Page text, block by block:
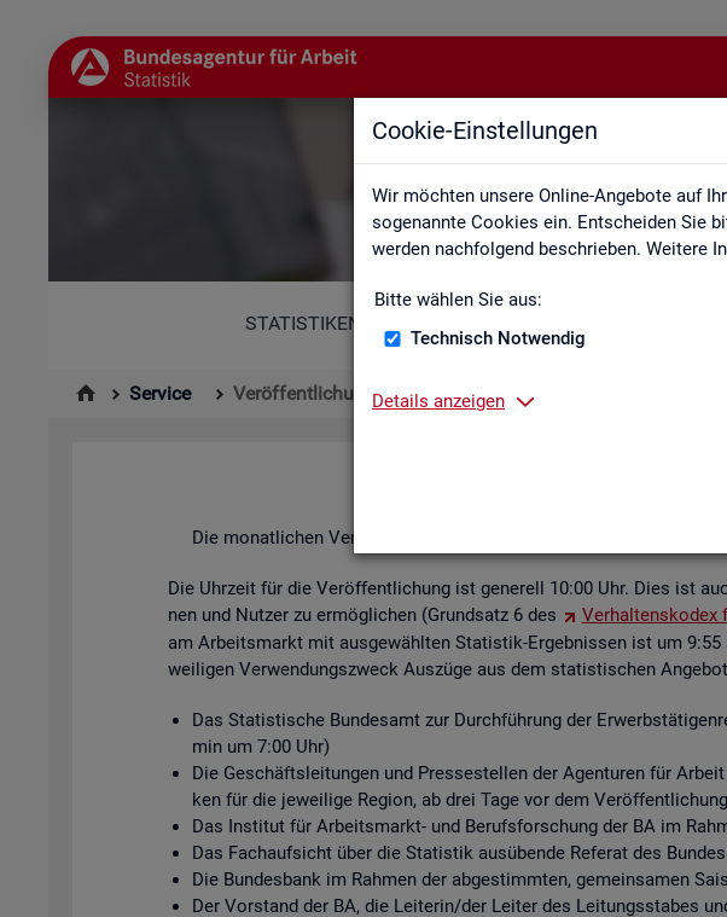
Cookie-Einstellungen
Wir möchten unsere Online-Angebote auf
sogenannte Cookies ein. Entscheiden Sie
werden nachfolgend beschrieben. Weitere
Bitte wählen Sie aus:
Technisch Notwendig
Details anzeigen
STATISTIKEN
Service Veröffentlichungskalender
Die mo­nat­li­chen Ver­öf­fent­li­chun­gen der Sta­tis­ti­ken über den
Die Uhr­zeit für die Ver­öf­fent­li­chung ist ge­ne­rell 10:00 Uhr. Dies ist
nen und Nut­zer zu er­mög­li­chen (Grund­satz 6 des
Ver­hal­tens­ko­dex
am Ar­beits­markt mit aus­ge­wähl­ten Sta­tis­tik-Er­geb­nis­sen ist um
wei­li­gen Ver­wen­dungs­zweck Aus­zü­ge aus dem sta­tis­ti­schen
Das Sta­tis­ti­sche Bun­des­amt zur Durch­füh­rung der
min um 7:00 Uhr)
Die Ge­schäfts­lei­tun­gen und Pres­se­stel­len der Agen­tu­ren für
ken für die je­wei­li­ge Re­gi­on, ab drei Tage vor dem
Das In­sti­tut für Ar­beits­markt- und Be­rufs­for­schung der BA im
Das Fach­auf­sicht über die Sta­tis­tik aus­üben­de Re­fe­rat des
Die Bun­des­bank im Rah­men der ab­ge­stimm­ten, ge­mein­sa­men
Der Vor­stand der BA, die Lei­te­rin/der Lei­ter des Lei­tungs­sta­bes